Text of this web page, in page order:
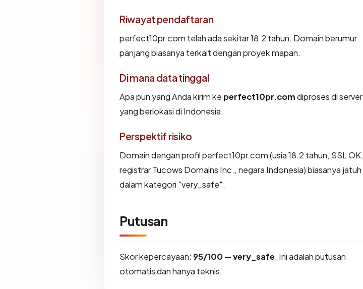
Riwayat pendaftaran
perfect10pr.com telah ada sekitar 18.2 tahun. Domain berumur
panjang biasanya terkait dengan proyek mapan.
Di mana data tinggal
Apa pun yang Anda kirim ke perfect10pr.comdiproses di server
yang berlokasi di Indonesia.
Perspektif risiko
Domain dengan profil perfect10pr.com (usia 18.2 tahun, SSL OK,
registrar Tucows Domains Inc., negara Indonesia) biasanya jatuh
dalam kategori "very_safe".
Putusan
Skor kepercayaan: 95/100 —very_safe. Ini adalah putusan
otomatis dan hanya teknis.